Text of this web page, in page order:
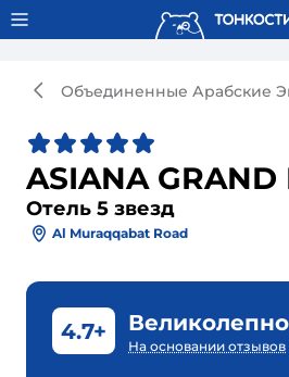
Тонкости используют сookie-
Объединенные Арабские
ASIANA GRAND
Отель 5 звезд
Al Muraqqabat Road
4.7+ Великолепно
На основании отзывов